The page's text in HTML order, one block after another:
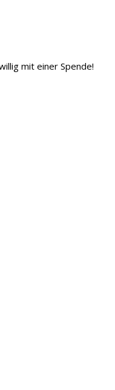
mit einer Spende!